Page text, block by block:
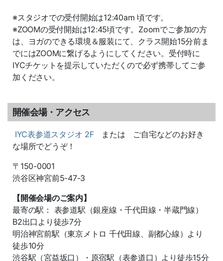
※スタジオでの受付開始は12:40am 頃です。
※ZOOMの受付開始は12:45頃です。Zoomでご参加の方
は、ヨガのできる環境＆服装にて、クラス開始15分前ま
でにはZOOMに繋げるようにしてください。受付時に
IYCチケットを提示していただくので必ず携帯してご参
加ください。
開催会場・アクセス
IYC表参道スタジオ 2Fまたは ご自宅などのお好き
な場所でどうぞ！
〒150-0001
渋谷区神宮前5-47-3
【開催会場のご案内】
最寄の駅： 表参道駅（銀座線・千代田線・半蔵門線）
B2出口より徒歩7分
明治神宮前駅（東京メトロ 千代田線、副都心線）より
徒歩10分
渋谷駅（宮益坂口）・原宿駅（表参道口）より徒歩15分